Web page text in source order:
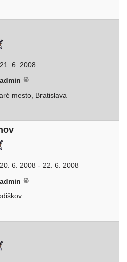
21. 6. 2008
admin
mes­to, Bratislava
20. 6. 2008 - 22. 6. 2008
admin